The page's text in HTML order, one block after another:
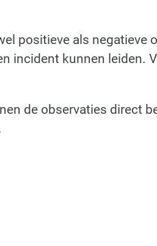
positieve als negatieve
incident kunnen leiden.
de observaties direct